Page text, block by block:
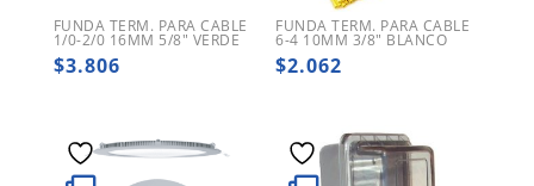
FUNDA TERM. PARA CABLE
1/0-2/0 16MM 5/8″ VERDE
$3.806
FUNDA TERM. PARA CABLE
6-4 10MM 3/8″ BLANCO
$2.062